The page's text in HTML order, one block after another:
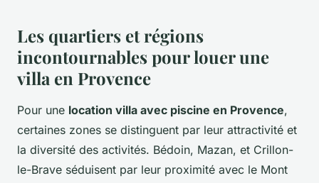
Les quartiers et régions
incontournables pour louer une
villa en Provence
Pour une location villa avec piscine en Provence,
certaines zones se distinguent par leur attractivité et
la diversité des activités. Bédoin, Mazan, et Crillon-
le-Brave séduisent par leur proximité avec le Mont